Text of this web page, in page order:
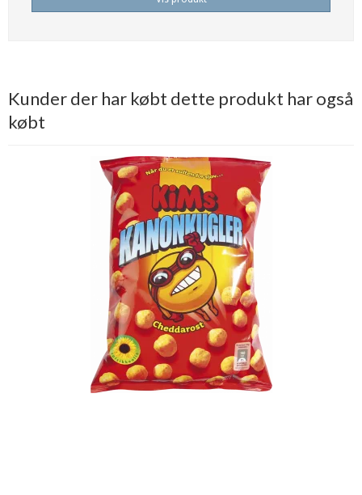
Kunder der har købt dette produkt har også
købt